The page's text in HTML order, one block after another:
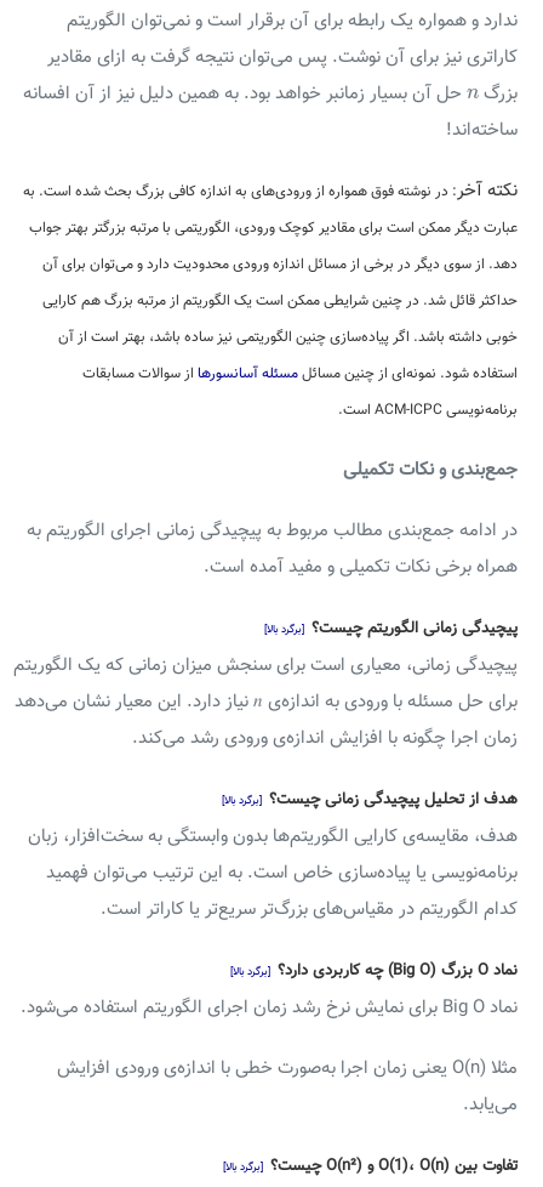
ندارد و همواره یک رابطه برای آن برقرار است و نمی‌توان الگوریتم
کاراتری نیز برای آن نوشت. پس می‌توان نتیجه گرفت به ازای مقادیر
بزرگn
nحل آن بسیار زمانبر خواهد بود. به همین دلیل نیز از آن افسانه
ساخته‌اند!
نکته آخر: در نوشته فوق همواره از ورودی‌های به اندازه کافی بزرگ بحث شده است. به
عبارت دیگر ممکن است برای مقادیر کوچک ورودی، الگوریتمی با مرتبه بزرگتر بهتر جواب
دهد. از سوی دیگر در برخی از مسائل اندازه ورودی محدودیت دارد و می‌توان برای آن
حداکثر قائل شد. در چنین شرایطی ممکن است یک الگوریتم از مرتبه بزرگ هم کارایی
خوبی داشته باشد. اگر پیاده‌سازی چنین الگوریتمی نیز ساده باشد، بهتر است از آن
استفاده شود. نمونه‌ای از چنین مسائلمسئله آسانسورهااز سوالات مسابقات
برنامه‌نویسی ACM-ICPC است.
جمع‌بندی و نکات تکمیلی
در ادامه جمع‌بندی مطالب مربوط به پیچیدگی زمانی اجرای الگوریتم به
همراه برخی نکات تکمیلی و مفید آمده است.
پیچیدگی زمانی الگوریتم چیست؟ [برگرد بالا]
پیچیدگی زمانی، معیاری است برای سنجش میزان زمانی که یک الگوریتم
برای حل مسئله با ورودی به اندازه‌ی 𝑛 نیاز دارد. این معیار نشان می‌دهد
زمان اجرا چگونه با افزایش اندازه‌ی ورودی رشد می‌کند.
هدف از تحلیل پیچیدگی زمانی چیست؟ [برگرد بالا]
هدف، مقایسه‌ی کارایی الگوریتم‌ها بدون وابستگی به سخت‌افزار، زبان
برنامه‌نویسی یا پیاده‌سازی خاص است. به این ترتیب می‌توان فهمید
کدام الگوریتم در مقیاس‌های بزرگ‌تر سریع‌تر یا کاراتر است.
نماد O بزرگ (Big O) چه کاربردی دارد؟ [برگرد بالا]
نماد Big O برای نمایش نرخ رشد زمان اجرای الگوریتم استفاده می‌شود.
مثلا O(n) یعنی زمان اجرا به‌صورت خطی با اندازه‌ی ورودی افزایش
می‌یابد.
تفاوت بین O(1)، O(n) و O(n²) چیست؟ [برگرد بالا]